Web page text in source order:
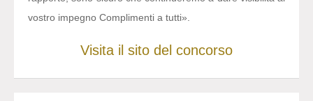
vostro impegno Complimenti a tutti».
Visita il sito del concorso